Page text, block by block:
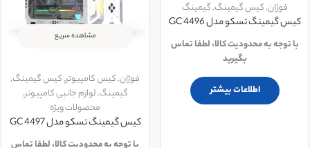
فوژان,کیس گیمینگ,گیمینگ
کیس گیمینگ تسکو مدل GC 4496
با توجه به محدودیت کالا، لطفا تماس
بگیرید
اطلاعات بیشتر
مشاهده سریع
فوژان,کیس کامپیوتر,کیس گیمینگ,
گیمینگ,لوازم جانبی کامپیوتر,
محصولات ویژه
کیس گیمینگ تسکو مدل GC 4497
با توجه به محدودیت کالا، لطفا تماس